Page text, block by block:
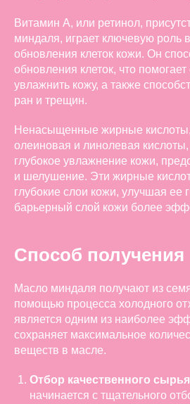
Витамин А, или ретинол,
миндаля, играет ключевую роль
обновления клеток кожи. Он
обновления клеток, что помогает
увлажнить кожу, а также
ран и трещин.
Ненасыщенные жирные кислоты,
олеиновая и линолевая
глубокое увлажнение кожи,
и шелушение. Эти жирные
глубокие слои кожи, улучшая ее
барьерный слой кожи более
Способ получения
Масло миндаля получают из
помощью процесса холодного
является одним из наиболее
сохраняет максимальное
веществ в масле.
Отбор качественного сырья
начинается с тщательного